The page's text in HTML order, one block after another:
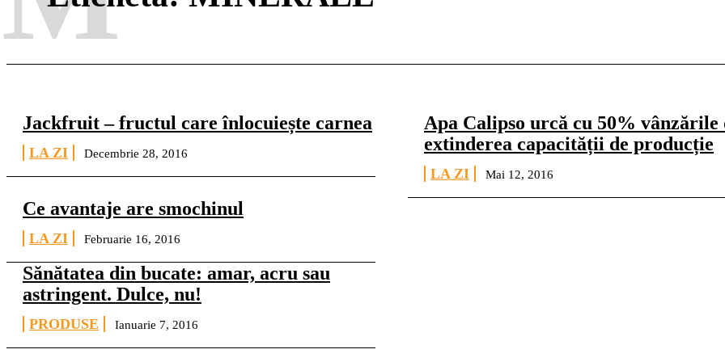
Jackfruit – fructul care înlocuiește carnea
LA ZI Decembrie 28, 2016
Apa Calipso urcă cu 50% vânzările
extinderea capacității de producție
LA ZI Mai 12, 2016
Ce avantaje are smochinul
LA ZI Februarie 16, 2016
Sănătatea din bucate: amar, acru sau
astringent. Dulce, nu!
PRODUSE Ianuarie 7, 2016